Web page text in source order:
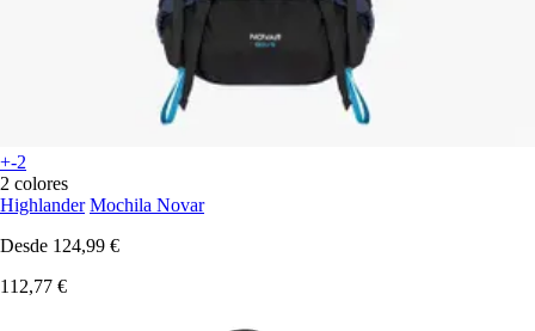
+-2
2 colores
Highlander Mochila Novar
Desde 124,99 €
112,77 €